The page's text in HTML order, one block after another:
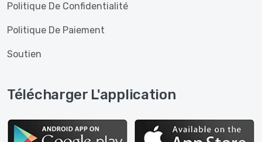
Politique De Confidentialité
Politique De Paiement
Soutien
Télécharger L'application